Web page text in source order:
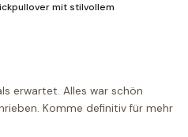
mit stilvollem
erwartet. Alles war schön
Komme definitiv für mehr